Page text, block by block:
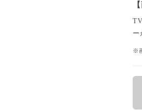
ー
※